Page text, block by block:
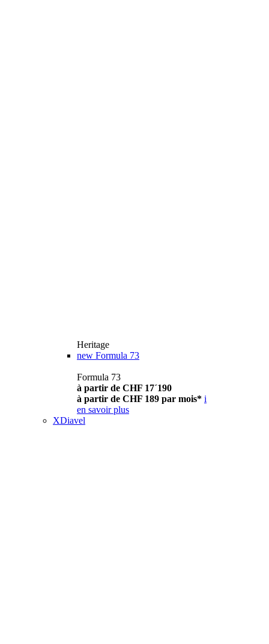
Heritage
new Formula 73
Formula 73
à partir de CHF 17´190
à partir de CHF 189 par mois* i
en savoir plus
XDiavel